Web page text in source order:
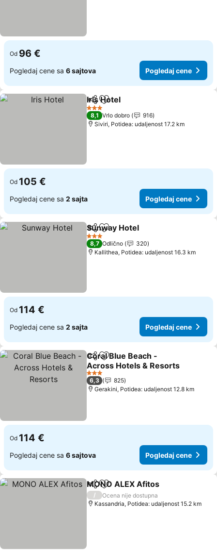
Od 96 €
Pogledaj cene sa 6 sajtova Pogledaj cene
Deli Dodati u favorite
Iris Hotel
3 Zvezdice
8,1 Vrlo dobro
916
Siviri, Potidea: udaljenost 17.2 km
Od 105 €
Pogledaj cene sa 2 sajta Pogledaj cene
Deli Dodati u favorite
Sunway Hotel
3 Zvezdice
8,7 Odlično
320
Kallithea, Potidea: udaljenost 16.3 km
Od 114 €
Pogledaj cene sa 2 sajta Pogledaj cene
Deli Dodati u favorite
Coral Blue Beach -
Across Hotels & Resorts
3 Zvezdice
6,3
825
Gerakini, Potidea: udaljenost 12.8 km
Od 114 €
Pogledaj cene sa 6 sajtova Pogledaj cene
Deli Dodati u favorite
MONO ALEX Afitos
/
Ocena nije dostupna
Kassandria, Potidea: udaljenost 15.2 km